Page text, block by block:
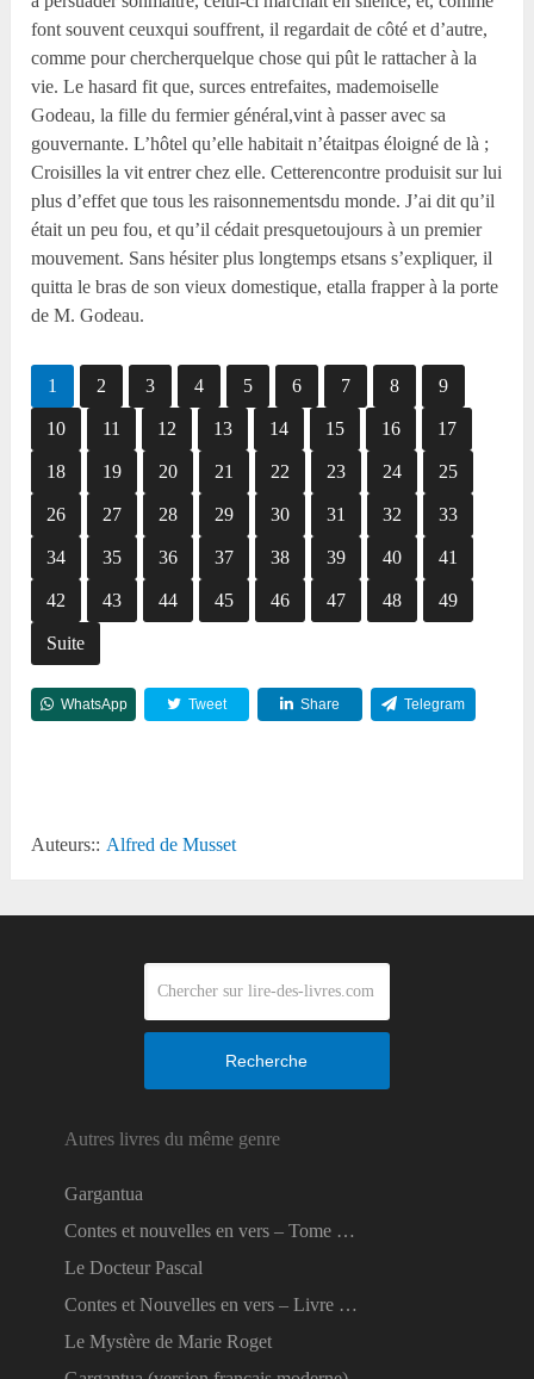
font souvent ceuxqui souffrent, il regardait de côté et d’autre,
comme pour chercherquelque chose qui pût le rattacher à la
vie. Le hasard fit que, surces entrefaites, mademoiselle
Godeau, la fille du fermier général,vint à passer avec sa
gouvernante. L’hôtel qu’elle habitait n’étaitpas éloigné de là ;
Croisilles la vit entrer chez elle. Cetterencontre produisit sur lui
plus d’effet que tous les raisonnementsdu monde. J’ai dit qu’il
était un peu fou, et qu’il cédait presquetoujours à un premier
mouvement. Sans hésiter plus longtemps etsans s’expliquer, il
quitta le bras de son vieux domestique, etalla frapper à la porte
de M. Godeau.
1 2 3 4 5 6 7 8 9
10 11 12 13 14 15 16 17
18 19 20 21 22 23 24 25
26 27 28 29 30 31 32 33
34 35 36 37 38 39 40 41
42 43 44 45 46 47 48 49
Suite
WhatsApp Tweet Share Telegram
Auteurs:: Alfred de Musset
Recherche
Autres livres du même genre
Gargantua
Contes et nouvelles en vers – Tome …
Le Docteur Pascal
Contes et Nouvelles en vers – Livre …
Le Mystère de Marie Roget